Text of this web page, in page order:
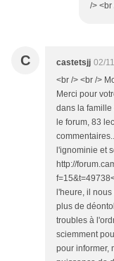
/> <br
C castetsjj 02/
<br /> <br />
Merci pour
dans la famille
le forum, 83
l'ignominie et
http://
l'heure, il
plus de
troubles à
sciemment
pour informer,